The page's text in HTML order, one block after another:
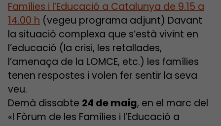
Famílies i l’Educació a Catalunya de 9.15 a
14.00 h (vegeu programa adjunt) Davant
la situació complexa que s’està vivint en
l’educació (la crisi, les retallades,
l’amenaça de la LOMCE, etc.) les famílies
tenen respostes i volen fer sentir la seva
veu.
Demà dissabte 24 de maig, en el marc del
«I Fòrum de les Famílies i l’Educació a